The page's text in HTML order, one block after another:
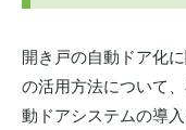
開き戸の自動ドア化
の活用方法について
動ドアシステムの導